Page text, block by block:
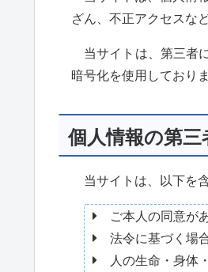
ざん、不正アクセスな
当サイトは、第三者
暗号化を使用しておりま
個人情報の第三
当サイトは、以下を
ご本人の同意が
法令に基づく場
人の生命・身体